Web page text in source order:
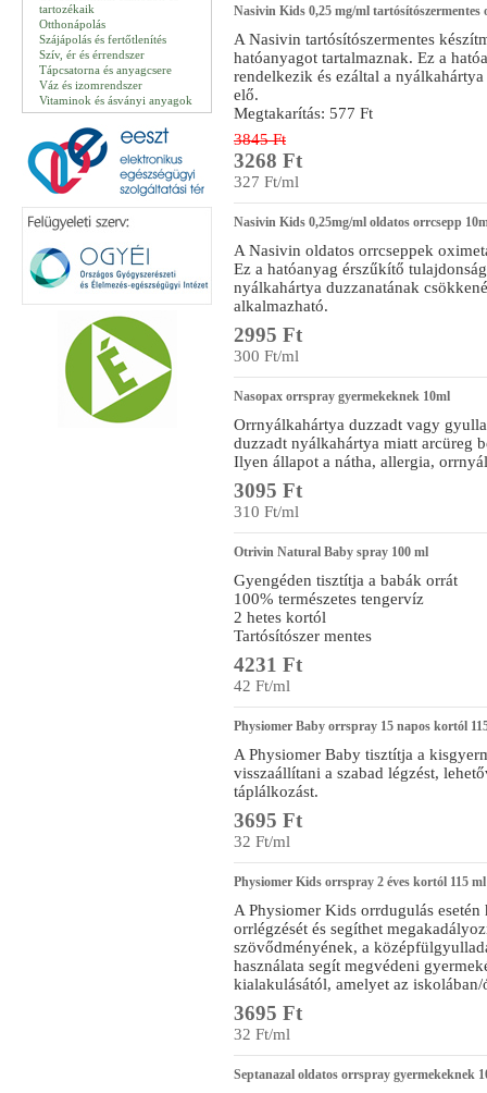
tartozékaik
Otthonápolás
Szájápolás és fertőtlenítés
Szív, ér és érrendszer
Tápcsatorna és anyagcsere
Váz és izomrendszer
Vitaminok és ásványi anyagok
Nasivin Kids 0,25 mg/ml
A Nasivin tartósítószermentes
hatóanyagot tartalmaznak. Ez a
rendelkezik és ezáltal a
elő.
Megtakarítás: 577 Ft
3845 Ft
3268 Ft
327 Ft/ml
Nasivin Kids 0,25mg/ml oldatos orrcsepp
A Nasivin oldatos orrcseppek
Ez a hatóanyag érszűkítő
nyálkahártya duzzanatának
alkalmazható.
2995 Ft
300 Ft/ml
Nasopax orrspray gyermekeknek 10ml
Orrnyálkahártya duzzadt vagy
duzzadt nyálkahártya miatt arcüreg
Ilyen állapot a nátha, allergia,
3095 Ft
310 Ft/ml
Otrivin Natural Baby spray 100 ml
Gyengéden tisztítja a babák orrát
100% természetes tengervíz
2 hetes kortól
Tartósítószer mentes
4231 Ft
42 Ft/ml
Physiomer Baby orrspray 15 napos kortól
A Physiomer Baby tisztítja a
visszaállítani a szabad légzést,
táplálkozást.
3695 Ft
32 Ft/ml
Physiomer Kids orrspray 2 éves kortól 115 ml
A Physiomer Kids orrdugulás
orrlégzését és segíthet
szövődményének, a
használata segít megvédeni
kialakulásától, amelyet az
3695 Ft
32 Ft/ml
Septanazal oldatos orrspray gyermekeknek